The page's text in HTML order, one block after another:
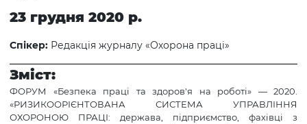
23 грудня 2020 р.
Спікер: Редакція журналу «Охорона праці»
Зміст:
ФОРУМ «Безпека праці та здоров'я на роботі» — 2020.
«РИЗИКООРІЄНТОВАНА СИСТЕМА УПРАВЛІННЯ
ОХОРОНОЮ ПРАЦІ: держава, підприємство, фахівці з